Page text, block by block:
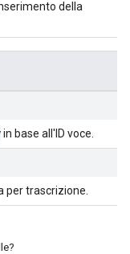
della
in base all'ID voce.
per trascrizione.